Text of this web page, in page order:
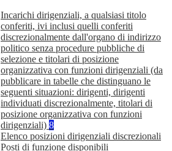
Incarichi dirigenziali, a qualsiasi titolo
conferiti, ivi inclusi quelli conferiti
discrezionalmente dall'organo di indirizzo
politico senza procedure pubbliche di
selezione e titolari di posizione
organizzativa con funzioni dirigenziali (da
pubblicare in tabelle che distinguano le
seguenti situazioni: dirigenti, dirigenti
individuati discrezionalmente, titolari di
posizione organizzativa con funzioni
dirigenziali) 8
Elenco posizioni dirigenziali discrezionali
Posti di funzione disponibili